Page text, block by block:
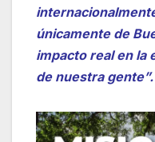
únicamente de
impacto real en la
de nuestra gente”.